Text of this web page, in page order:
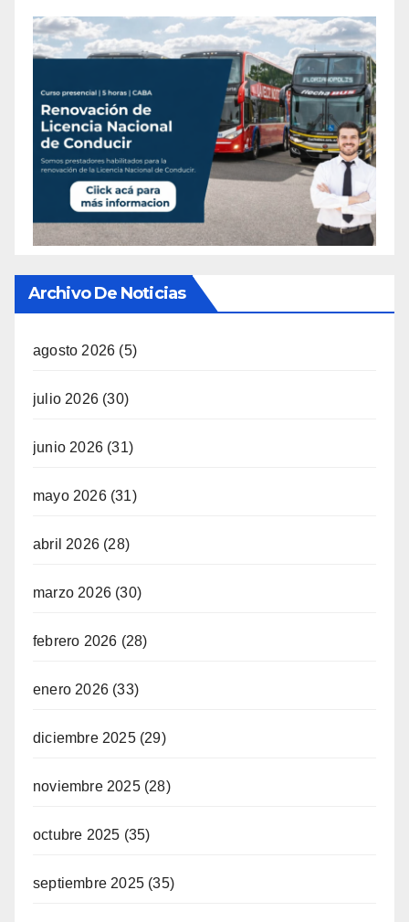
Archivo De Noticias
agosto 2026 (5)
julio 2026 (30)
junio 2026 (31)
mayo 2026(31)
abril 2026 (28)
marzo 2026 (30)
febrero 2026 (28)
enero 2026 (33)
diciembre 2025(29)
noviembre 2025(28)
octubre 2025 (35)
septiembre 2025 (35)